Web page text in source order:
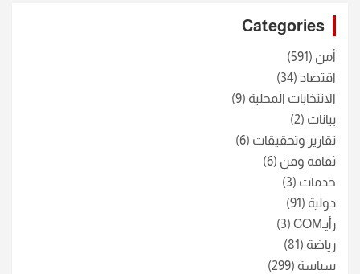
Categories
أمن (591)
اقتصاد (34)
الانتخابات المحلية (9)
بيانات (2)
تقارير وتحقيقات (6)
ثقافة وفن (6)
خدمات (3)
دولية (91)
رأيـCOM
(3)
رياضة (81)
سياسة (299)